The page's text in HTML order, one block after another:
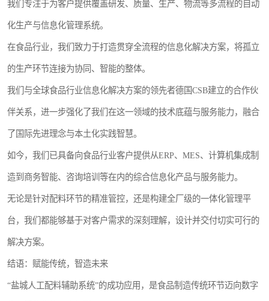
我们专注于为客户提供覆盖研发、质量、生产、物流等多流程的自动
化生产与信息化管理系统。
在食品行业，我们致力于打造贯穿全流程的信息化解决方案，将孤立
的生产环节连接为协同、智能的整体。
我们与全球食品行业信息化解决方案的领先者德国CSB建立的合作伙
伴关系，进一步强化了我们在这一领域的技术底蕴与服务能力，融合
了国际先进理念与本土化实践智慧。
如今，我们已具备向食品行业客户提供从ERP、MES、计算机集成制
造到商务智能、咨询培训等在内的综合信息化产品与服务能力。
无论是针对配料环节的精准管控，还是构建全厂级的一体化管理平
台，我们都能够基于对客户需求的深刻理解，设计并交付切实可行的
解决方案。
结语：赋能传统，智造未来
“盐城人工配料辅助系统”的成功应用，是食品制造传统环节迈向数字